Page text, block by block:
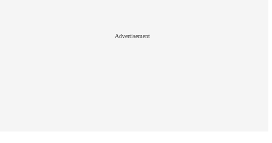
Advertisement